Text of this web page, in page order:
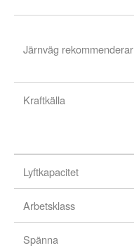
Järnväg rekommenderar
Kraftkälla
Lyftkapacitet
Arbetsklass
Spänna